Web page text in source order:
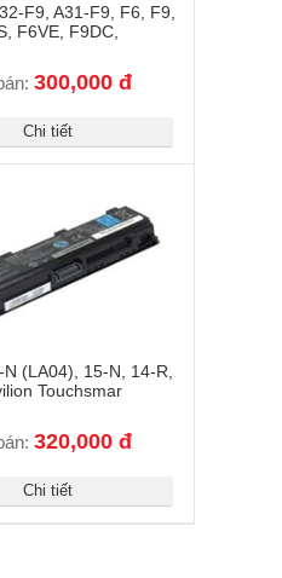
F9, A31-F9, F6, F9,
F6VE, F9DC,
300,000 đ
Chi tiết
(LA04), 15-N, 14-R,
Touchsmar
320,000 đ
Chi tiết